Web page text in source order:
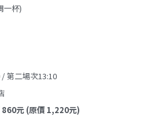
一杯)
第二場次13:10
元 (原價 1,220元)